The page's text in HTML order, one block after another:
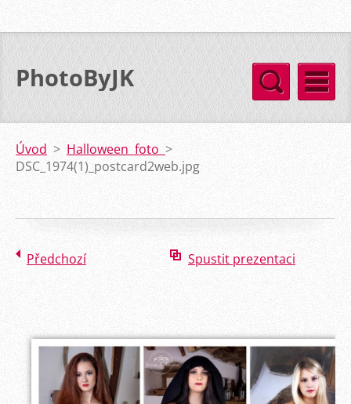
PhotoByJK
Úvod > Halloween foto >
DSC_1974(1)_postcard2web.jpg
Předchozí Spustit prezentaci